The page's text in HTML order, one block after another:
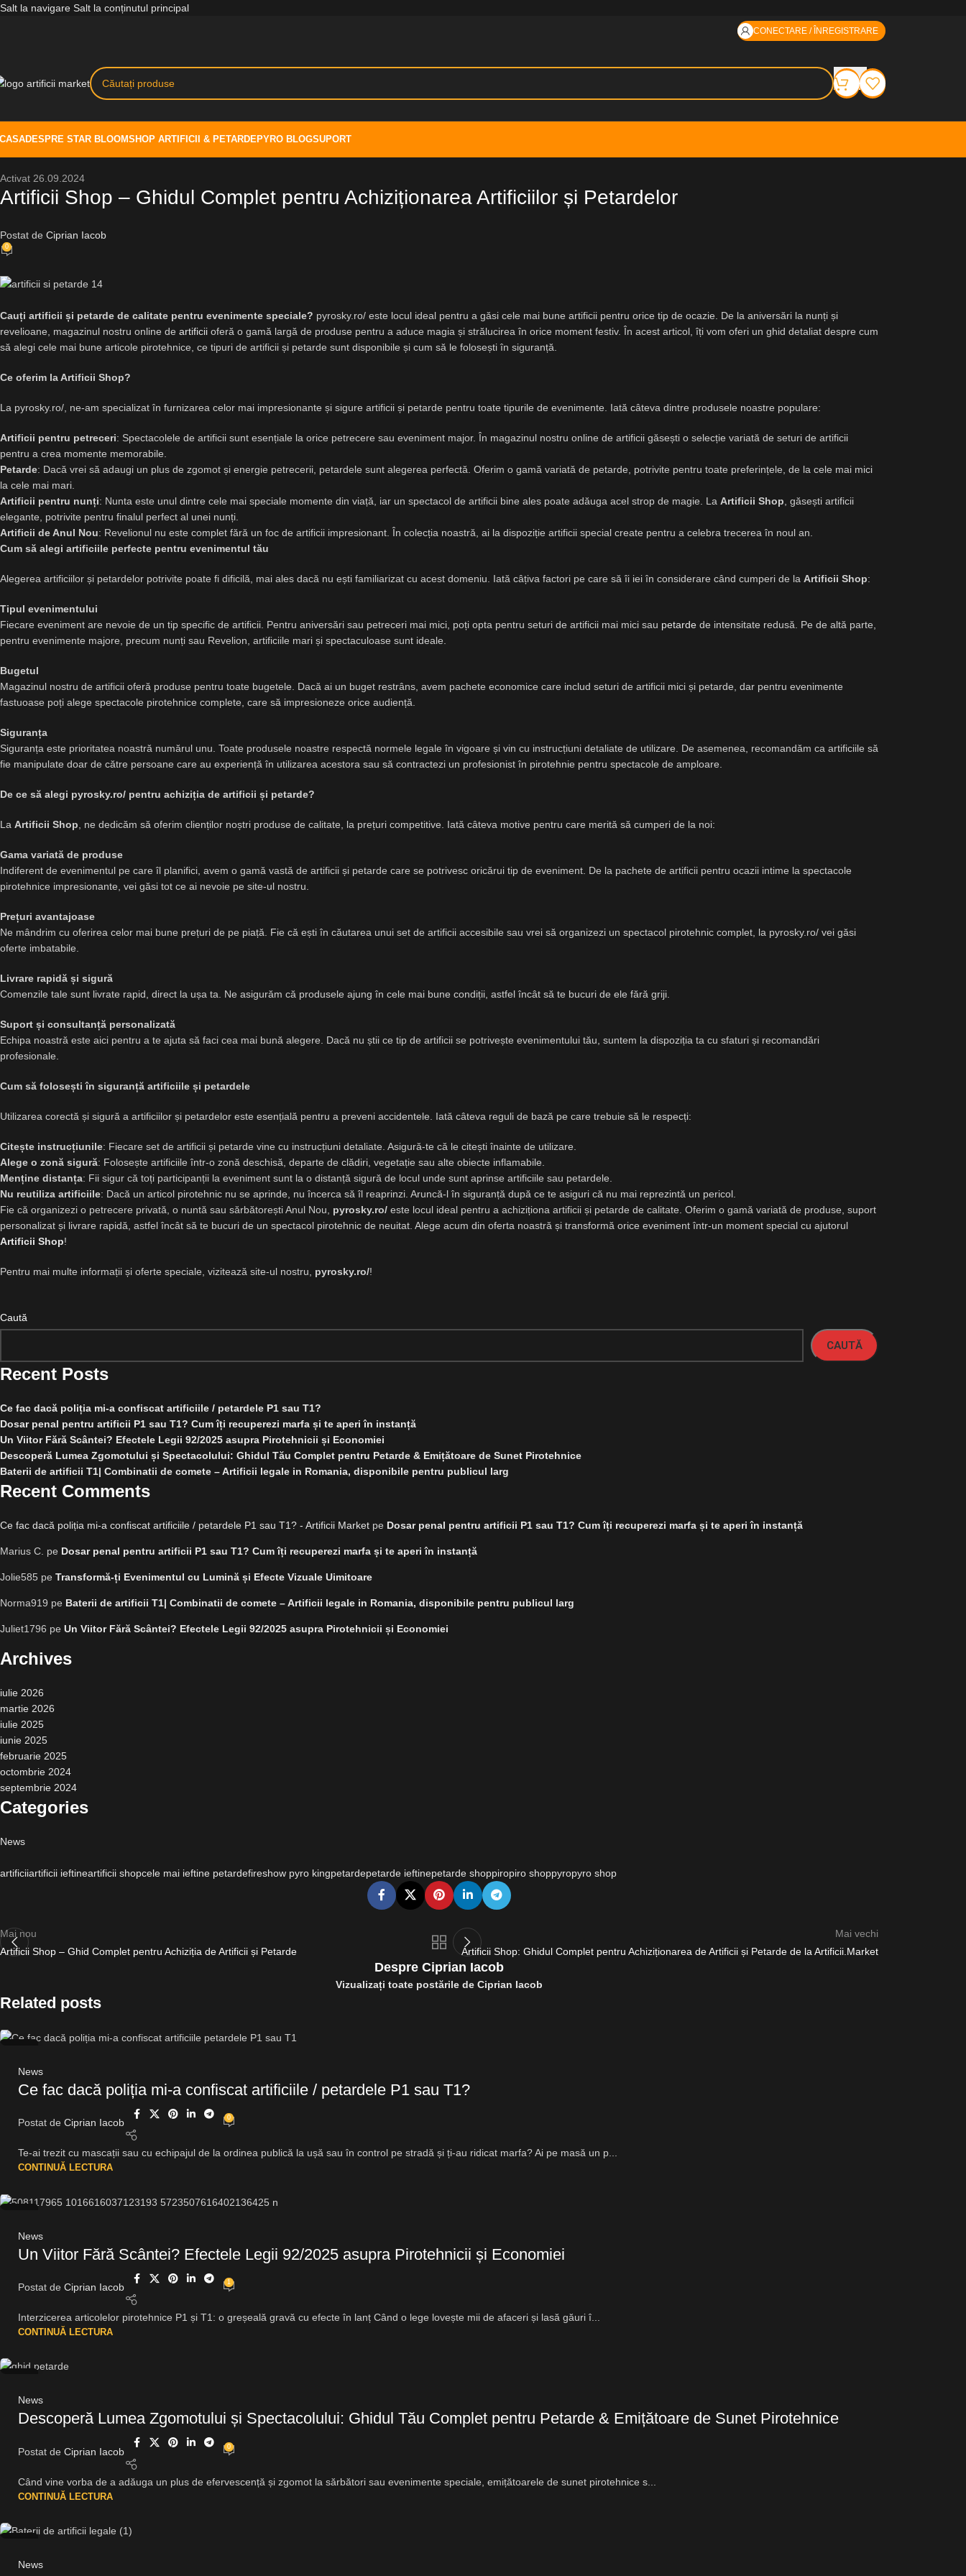
Salt la navigare Salt la conținutul principal
CONECTARE / ÎNREGISTRARE
DESPRE STAR BLOOMSHOP ARTIFICII & PETARDEPYRO BLOGSUPORT
Activat 26.09.2024
Artificii Shop – Ghidul Complet pentru Achiziționarea Artificiilor și Petardelor
Postat de Ciprian Iacob
0
Cauți artificii și petarde de calitate pentru evenimente speciale? pyrosky.ro/ este locul ideal pentru a găsi cele mai bune artificii pentru orice tip de ocazie. De la aniversări la nunți și
revelioane, magazinul nostru online de artificii oferă o gamă largă de produse pentru a aduce magia și strălucirea în orice moment festiv. În acest articol, îți vom oferi un ghid detaliat despre cum
să alegi cele mai bune articole pirotehnice, ce tipuri de artificii și petarde sunt disponibile și cum să le folosești în siguranță.
Ce oferim la Artificii Shop?
La pyrosky.ro/, ne-am specializat în furnizarea celor mai impresionante și sigure artificii și petarde pentru toate tipurile de evenimente. Iată câteva dintre produsele noastre populare:
Artificii pentru petreceri: Spectacolele de artificii sunt esențiale la orice petrecere sau eveniment major. În magazinul nostru online de artificii găsești o selecție variată de seturi de artificii
pentru a crea momente memorabile.
Petarde: Dacă vrei să adaugi un plus de zgomot și energie petrecerii, petardele sunt alegerea perfectă. Oferim o gamă variată de petarde, potrivite pentru toate preferințele, de la cele mai mici
la cele mai mari.
Artificii pentru nunți: Nunta este unul dintre cele mai speciale momente din viață, iar un spectacol de artificii bine ales poate adăuga acel strop de magie. La Artificii Shop, găsești artificii
elegante, potrivite pentru finalul perfect al unei nunți.
Artificii de Anul Nou: Revelionul nu este complet fără un foc de artificii impresionant. În colecția noastră, ai la dispoziție artificii special create pentru a celebra trecerea în noul an.
Cum să alegi artificiile perfecte pentru evenimentul tău
Alegerea artificiilor și petardelor potrivite poate fi dificilă, mai ales dacă nu ești familiarizat cu acest domeniu. Iată câțiva factori pe care să îi iei în considerare când cumperi de la Artificii Shop:
Tipul evenimentului
Fiecare eveniment are nevoie de un tip specific de artificii. Pentru aniversări sau petreceri mai mici, poți opta pentru seturi de artificii mai mici sau petarde de intensitate redusă. Pe de altă parte,
pentru evenimente majore, precum nunți sau Revelion, artificiile mari și spectaculoase sunt ideale.
Bugetul
Magazinul nostru de artificii oferă produse pentru toate bugetele. Dacă ai un buget restrâns, avem pachete economice care includ seturi de artificii mici și petarde, dar pentru evenimente
fastuoase poți alege spectacole pirotehnice complete, care să impresioneze orice audiență.
Siguranța
Siguranța este prioritatea noastră numărul unu. Toate produsele noastre respectă normele legale în vigoare și vin cu instrucțiuni detaliate de utilizare. De asemenea, recomandăm ca artificiile să
fie manipulate doar de către persoane care au experiență în utilizarea acestora sau să contractezi un profesionist în pirotehnie pentru spectacole de amploare.
De ce să alegi pyrosky.ro/ pentru achiziția de artificii și petarde?
La Artificii Shop, ne dedicăm să oferim clienților noștri produse de calitate, la prețuri competitive. Iată câteva motive pentru care merită să cumperi de la noi:
Gama variată de produse
Indiferent de evenimentul pe care îl planifici, avem o gamă vastă de artificii și petarde care se potrivesc oricărui tip de eveniment. De la pachete de artificii pentru ocazii intime la spectacole
pirotehnice impresionante, vei găsi tot ce ai nevoie pe site-ul nostru.
Prețuri avantajoase
Ne mândrim cu oferirea celor mai bune prețuri de pe piață. Fie că ești în căutarea unui set de artificii accesibile sau vrei să organizezi un spectacol pirotehnic complet, la pyrosky.ro/ vei găsi
oferte imbatabile.
Livrare rapidă și sigură
Comenzile tale sunt livrate rapid, direct la ușa ta. Ne asigurăm că produsele ajung în cele mai bune condiții, astfel încât să te bucuri de ele fără griji.
Suport și consultanță personalizată
Echipa noastră este aici pentru a te ajuta să faci cea mai bună alegere. Dacă nu știi ce tip de artificii se potrivește evenimentului tău, suntem la dispoziția ta cu sfaturi și recomandări
profesionale.
Cum să folosești în siguranță artificiile și petardele
Utilizarea corectă și sigură a artificiilor și petardelor este esențială pentru a preveni accidentele. Iată câteva reguli de bază pe care trebuie să le respecți:
Citește instrucțiunile: Fiecare set de artificii și petarde vine cu instrucțiuni detaliate. Asigură-te că le citești înainte de utilizare.
Alege o zonă sigură: Folosește artificiile într-o zonă deschisă, departe de clădiri, vegetație sau alte obiecte inflamabile.
Menține distanța: Fii sigur că toți participanții la eveniment sunt la o distanță sigură de locul unde sunt aprinse artificiile sau petardele.
Nu reutiliza artificiile: Dacă un articol pirotehnic nu se aprinde, nu încerca să îl reaprinzi. Aruncă-l în siguranță după ce te asiguri că nu mai reprezintă un pericol.
Fie că organizezi o petrecere privată, o nuntă sau sărbătorești Anul Nou, pyrosky.ro/ este locul ideal pentru a achiziționa artificii și petarde de calitate. Oferim o gamă variată de produse, suport
personalizat și livrare rapidă, astfel încât să te bucuri de un spectacol pirotehnic de neuitat. Alege acum din oferta noastră și transformă orice eveniment într-un moment special cu ajutorul
Artificii Shop!
Pentru mai multe informații și oferte speciale, vizitează site-ul nostru, pyrosky.ro/!
Caută
CAUTĂ
Recent Posts
Ce fac dacă poliția mi-a confiscat artificiile / petardele P1 sau T1?
Dosar penal pentru artificii P1 sau T1? Cum îți recuperezi marfa și te aperi în instanță
Un Viitor Fără Scântei? Efectele Legii 92/2025 asupra Pirotehnicii și Economiei
Descoperă Lumea Zgomotului și Spectacolului: Ghidul Tău Complet pentru Petarde & Emițătoare de Sunet Pirotehnice
Baterii de artificii T1| Combinatii de comete – Artificii legale in Romania, disponibile pentru publicul larg
Recent Comments
Ce fac dacă poliția mi-a confiscat artificiile / petardele P1 sau T1? - Artificii Market pe Dosar penal pentru artificii P1 sau T1? Cum îți recuperezi marfa și te aperi în instanță
Marius C. pe Dosar penal pentru artificii P1 sau T1? Cum îți recuperezi marfa și te aperi în instanță
Jolie585 pe Transformă-ți Evenimentul cu Lumină și Efecte Vizuale Uimitoare
Norma919 pe Baterii de artificii T1| Combinatii de comete – Artificii legale in Romania, disponibile pentru publicul larg
Juliet1796 pe Un Viitor Fără Scântei? Efectele Legii 92/2025 asupra Pirotehnicii și Economiei
Archives
iulie 2026
martie 2026
iulie 2025
iunie 2025
februarie 2025
octombrie 2024
septembrie 2024
Categories
News
artificiiartificii ieftineartificii shopcele mai ieftine petardefireshow pyro kingpetardepetarde ieftinepetarde shoppiropiro shoppyropyro shop
Mai nou
Artificii Shop – Ghid Complet pentru Achiziția de Artificii și Petarde
Mai vechi
Artificii Shop: Ghidul Complet pentru Achiziționarea de Artificii și Petarde de la Artificii.Market
Despre Ciprian Iacob
Vizualizați toate postările de Ciprian Iacob
Related posts
News
Ce fac dacă poliția mi-a confiscat artificiile / petardele P1 sau T1?
Postat de Ciprian Iacob 0
Te-ai trezit cu mascații sau cu echipajul de la ordinea publică la ușă sau în control pe stradă și ți-au ridicat marfa? Ai pe masă un p...
CONTINUĂ LECTURA
News
Un Viitor Fără Scântei? Efectele Legii 92/2025 asupra Pirotehnicii și Economiei
Postat de Ciprian Iacob 1
Interzicerea articolelor pirotehnice P1 și T1: o greșeală gravă cu efecte în lanț Când o lege lovește mii de afaceri și lasă găuri î...
CONTINUĂ LECTURA
News
Descoperă Lumea Zgomotului și Spectacolului: Ghidul Tău Complet pentru Petarde & Emițătoare de Sunet Pirotehnice
Postat de Ciprian Iacob 0
Când vine vorba de a adăuga un plus de efervescență și zgomot la sărbători sau evenimente speciale, emițătoarele de sunet pirotehnice s...
CONTINUĂ LECTURA
News